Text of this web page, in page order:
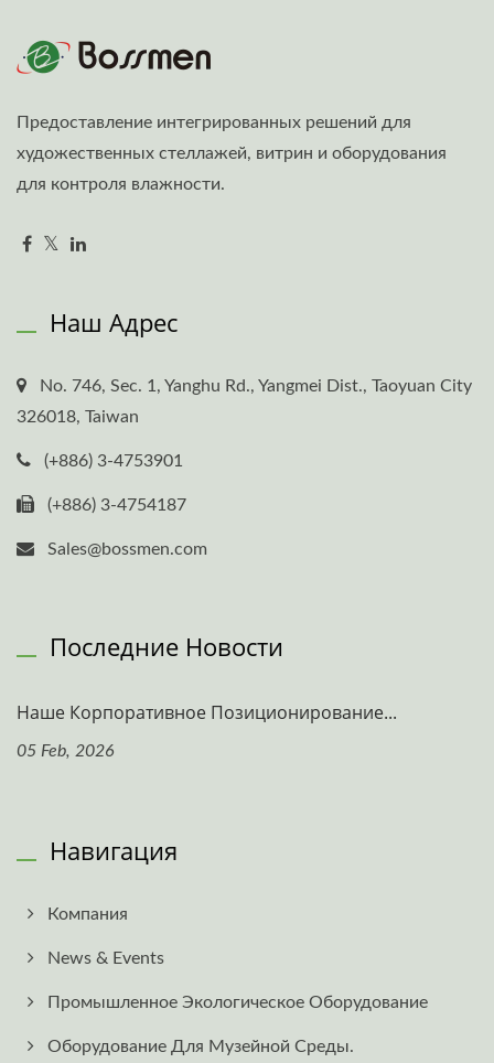
Предоставление интегрированных решений для
художественных стеллажей, витрин и оборудования
для контроля влажности.
Наш Адрес
No. 746, Sec. 1, Yanghu Rd., Yangmei Dist., Taoyuan City
326018, Taiwan
(+886) 3-4753901
(+886) 3-4754187
Sales@bossmen.com
Последние Новости
Наше Корпоративное Позиционирование...
05 Feb, 2026
Навигация
Компания
News & Events
Промышленное Экологическое Оборудование
Оборудование Для Музейной Среды.